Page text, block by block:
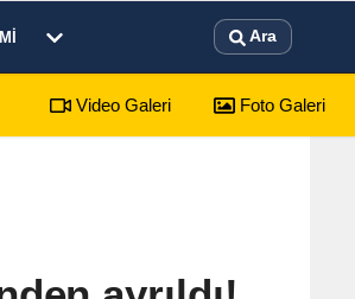
Ara
Nöbetçi Eczaneler
Video Galeri Foto Galeri